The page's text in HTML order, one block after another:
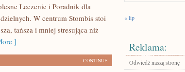
Leczenie i Poradnik dla
W centrum Stombis stoi
tańsza i mniej stresująca niż
]
CONTINUE
« lip
Reklama:
Odwiedź naszą stronę